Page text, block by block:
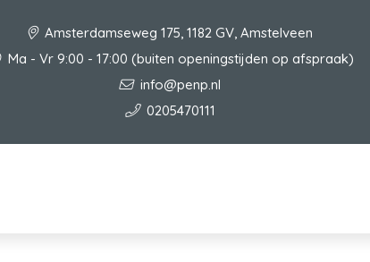
Amsterdamseweg 175, 1182 GV, Amstelveen
Ma - Vr 9:00 - 17:00 (buiten openingstijden op afspraak)
info@penp.nl
0205470111